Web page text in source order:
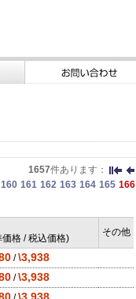
1657件あります：
160 161 162 163 164 165 166
価格 / 税込価格)
その他
/\3,938
/\3,938